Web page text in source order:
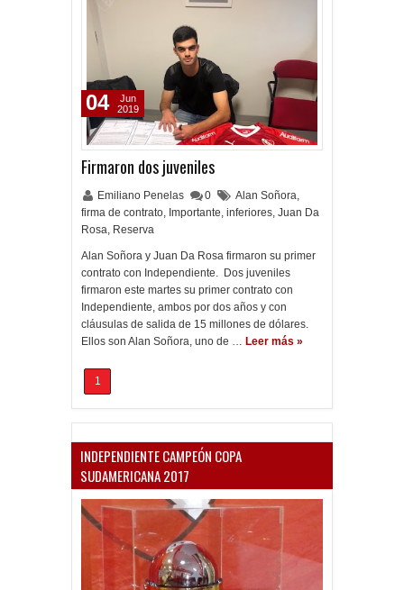
Firmaron dos juveniles
Emiliano Penelas 0 Alan Soñora,
firma de contrato, Importante, inferiores, Juan Da
Rosa, Reserva
Alan Soñora y Juan Da Rosa firmaron su primer
contrato con Independiente. Dos juveniles
firmaron este martes su primer contrato con
Independiente, ambos por dos años y con
cláusulas de salida de 15 millones de dólares.
Ellos son Alan Soñora, uno de … Leer más »
04
Jun
2019
1
INDEPENDIENTE CAMPEÓN COPA
SUDAMERICANA 2017